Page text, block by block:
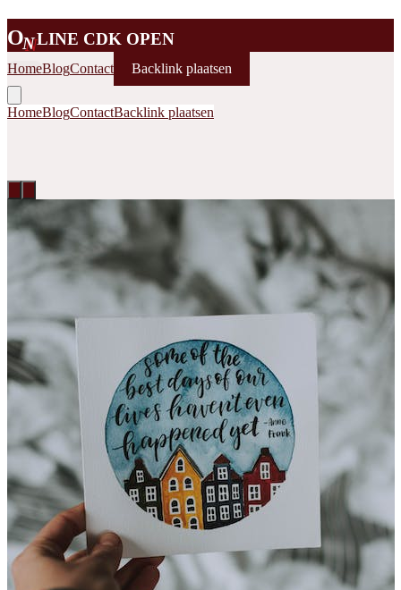
ONLINE CDK OPEN
HomeBlogContact Backlink plaatsen
HomeBlogContactBacklink plaatsen